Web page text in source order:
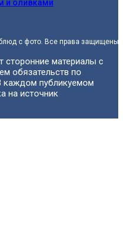
и оливками
с фото. Все права защищены.
сторонние материалы с
обязательств по
каждом публикуемом
на источник